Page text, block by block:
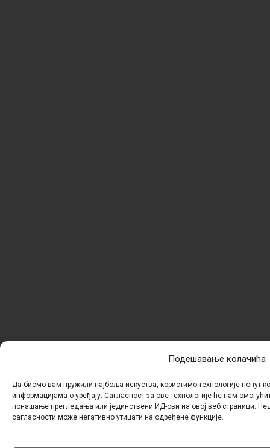
Подешавање колачића
Да бисмо вам пружили најбоља искуства, користимо технологије попут
информацијама о уређају. Сагласност за ове технологије ће нам
понашање прегледања или јединствени ИД-ови на овој веб страници.
сагласности може негативно утицати на одређене функције.